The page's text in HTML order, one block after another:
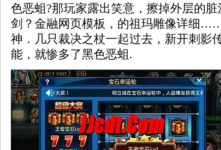
色恶蛆?那玩家露出笑意，擦掉外层的
剑？金融网页模板，的祖玛雕像详细
神．几只裁决之杖一起过去，新开刺影
能，就惨多了黑色恶蛆.